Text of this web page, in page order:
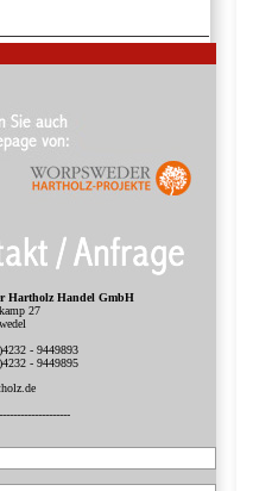
Hartholz Handel GmbH
27
- 9449893
- 9449895